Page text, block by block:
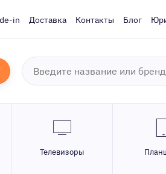
in Доставка Контакты Блог
Телевизоры